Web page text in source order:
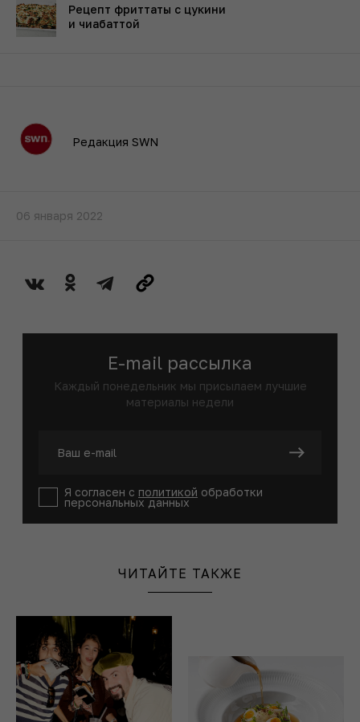
Рецепт фриттаты с цукини
и чиабаттой
Редакция SWN
06 января 2022
E-mail рассылка
Каждый понедельник мы присылаем лучшие
материалы недели
Я согласен с политикой обработки
персональных данных
ЧИТАЙТЕ ТАКЖЕ